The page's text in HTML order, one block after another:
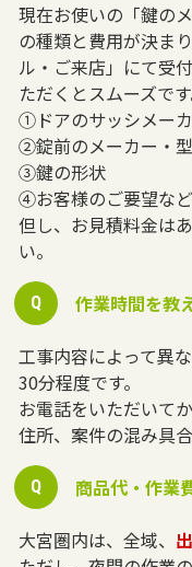
現在お使いの「鍵の
の種類と費用が決ま
ル・ご来店」にて受
ただくとスムーズです
①ドアのサッシメー
②錠前のメーカー・
③鍵の形状
④お客様のご要望など
但し、お見積料金は
い。
作業時間を教
工事内容によって異
30分程度です。
お電話をいただいて
住所、案件の混み具
商品代・作業
大宮圏内は、全域、